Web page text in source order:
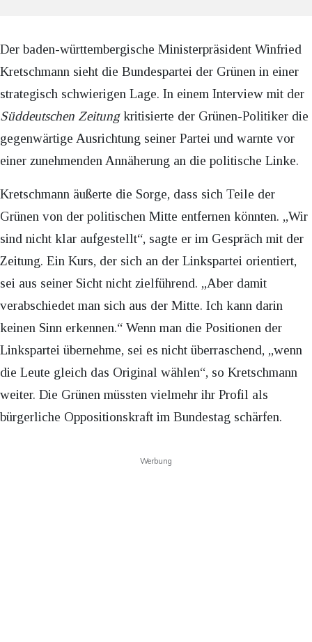
Der baden-württembergische Ministerpräsident Winfried
Kretschmann sieht die Bundespartei der Grünen in einer
strategisch schwierigen Lage. In einem Interview mit der
Süddeutschen Zeitungkritisierte der Grünen-Politiker die
gegenwärtige Ausrichtung seiner Partei und warnte vor
einer zunehmenden Annäherung an die politische Linke.
Kretschmann äußerte die Sorge, dass sich Teile der
Grünen von der politischen Mitte entfernen könnten. „Wir
sind nicht klar aufgestellt“, sagte er im Gespräch mit der
Zeitung. Ein Kurs, der sich an der Linkspartei orientiert,
sei aus seiner Sicht nicht zielführend. „Aber damit
verabschiedet man sich aus der Mitte. Ich kann darin
keinen Sinn erkennen.“ Wenn man die Positionen der
Linkspartei übernehme, sei es nicht überraschend, „wenn
die Leute gleich das Original wählen“, so Kretschmann
weiter. Die Grünen müssten vielmehr ihr Profil als
bürgerliche Oppositionskraft im Bundestag schärfen.
Werbung